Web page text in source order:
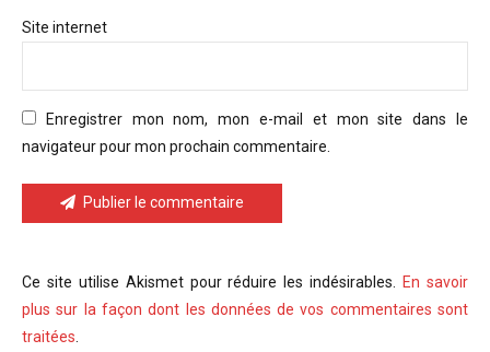
Site internet
Enregistrer mon nom, mon e-mail et mon site dans le
navigateur pour mon prochain commentaire.
Publier le commentaire
Ce site utilise Akismet pour réduire les indésirables.
En savoir
plus sur la façon dont les données de vos commentaires sont
traitées